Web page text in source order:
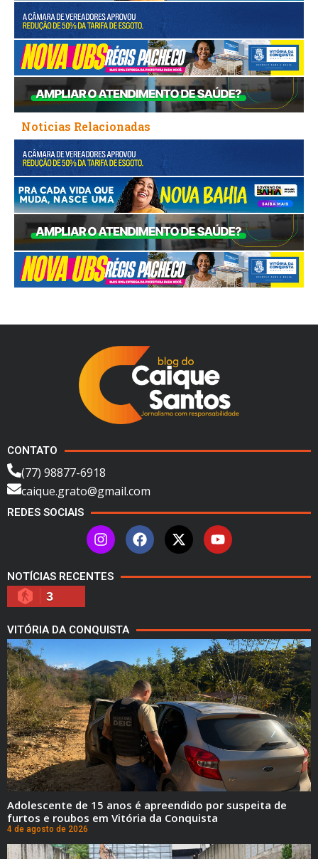
Noticias Relacionadas
CONTATO
(77) 98877-6918
caique.grato@gmail.com
REDES SOCIAIS
NOTÍCIAS RECENTES
3
VITÓRIA DA CONQUISTA
Adolescente de 15 anos é apreendido por suspeita de
furtos e roubos em Vitória da Conquista
4 de agosto de 2026